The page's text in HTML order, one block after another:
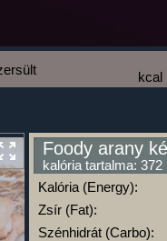
kcal
Foody arany
kalória tartalma: 372
Kalória (Energy):
Zsír (Fat):
Szénhidrát (Carbo):